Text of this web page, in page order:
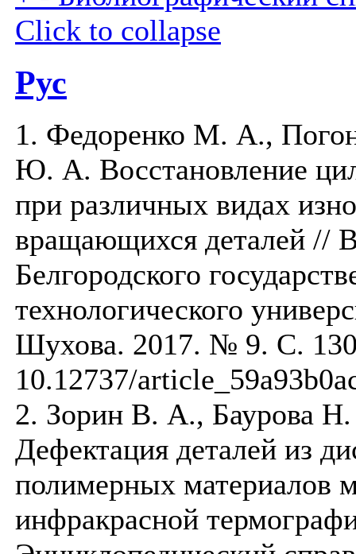
Click to collapse
Рус
1. Федоренко М. А.,
Ю. А. Восстановление
при различных видах
вращающихся деталей //
Белгородского
технологического
Шухова. 2017. № 9. С.
10.12737/
2. Зорин В. А., Баурова
Дефектация деталей из
полимерных материалов
инфракрасной